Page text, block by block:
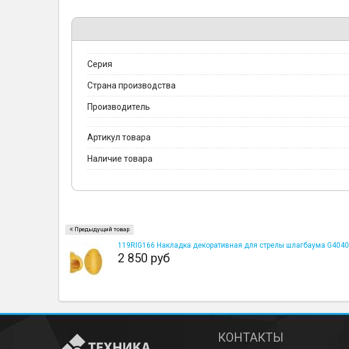
Серия
Страна производства
Производитель
Артикул товара
Наличие товара
Предыдущий товар
119RIG166 Накладка декоративная для стрелы шлагбаума G4040
2 850 руб
КОНТАКТЫ